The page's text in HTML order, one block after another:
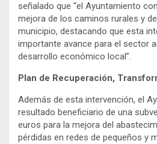
señalado que “el Ayuntamiento
mejora de los caminos rurales y
municipio, destacando que esta
importante avance para el sector
desarrollo económico local”.
Plan de Recuperación,
Además de esta intervención, el
resultado beneficiario de una
euros para la mejora del
pérdidas en redes de pequeños y